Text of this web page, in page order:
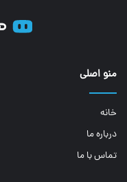
منو اصلی
خانه
درباره ما
تماس با ما